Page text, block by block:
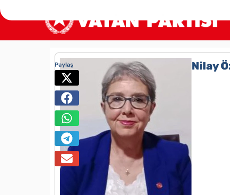
Nilay
Paylaş